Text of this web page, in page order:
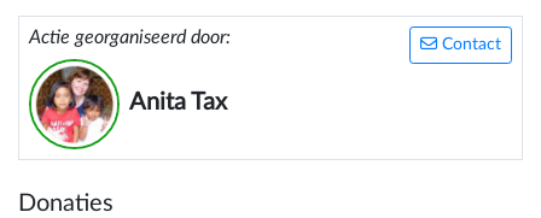
algemeen en dat van kwetsbare ouderen in het
bijzonder. Het verrichten van alle verdere
handelingen, die met het vorenstaande in de
ruimste zin verband houden of daartoe bevorderlijk
kunnen zijn.
Contact
Actie georganiseerd door:
Anita Tax
Donaties